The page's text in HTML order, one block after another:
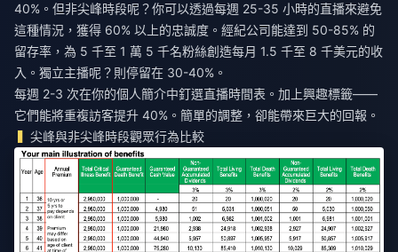
40%。但非尖峰時段呢？你可以透過每週 25-35 小時的直播來避免
這種情況，獲得 60% 以上的忠誠度。經紀公司能達到 50-85% 的
留存率，為 5 千至 1 萬 5 千名粉絲創造每月 1.5 千至 8 千美元的收
入。獨立主播呢？則停留在 30-40%。
每週 2-3 次在你的個人簡介中釘選直播時間表。加上興趣標籤——
它們能將重複訪客提升 40%。簡單的調整，卻能帶來巨大的回報。
尖峰與非尖峰時段觀眾行為比較